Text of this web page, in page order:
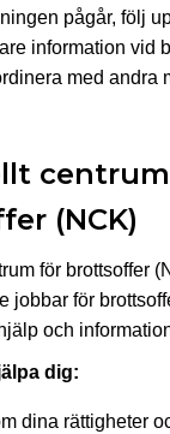
pågår, följ
information vid
med andra
(NCK)
för brottsoffer
jobbar för
och
dig:
dina rättigheter